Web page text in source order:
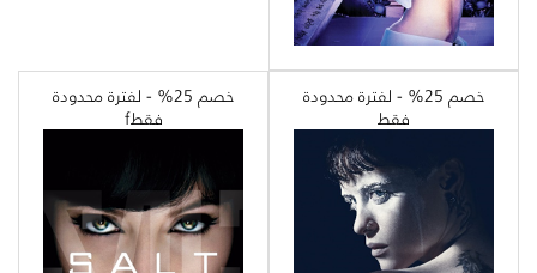
خصم 25% - لفترة محدودة
فقط
خصم 25% - لفترة محدودة
فقطf